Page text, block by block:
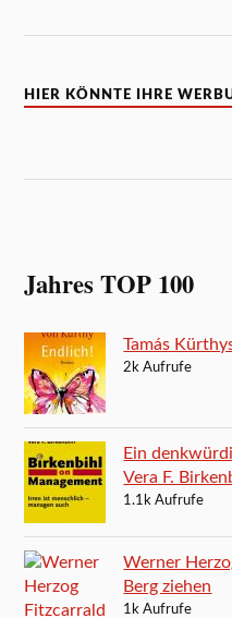
HIER KÖNNTE IHRE
Jahres TOP 100
Tamás
2k Aufrufe
Ein
Vera F.
1.1k Aufrufe
Werner
Berg ziehen
1k Aufrufe